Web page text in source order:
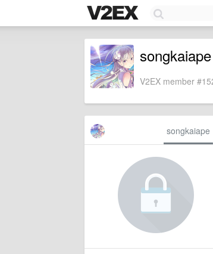
songkaiape
V2EX member
songkaiape